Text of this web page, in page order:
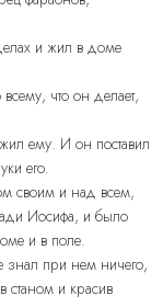
и жил в доме
что он делает,
ему. И он поставил
его.
своим и над всем,
Иосифа, и было
и в поле.
знал при нем ничего,
станом и красив